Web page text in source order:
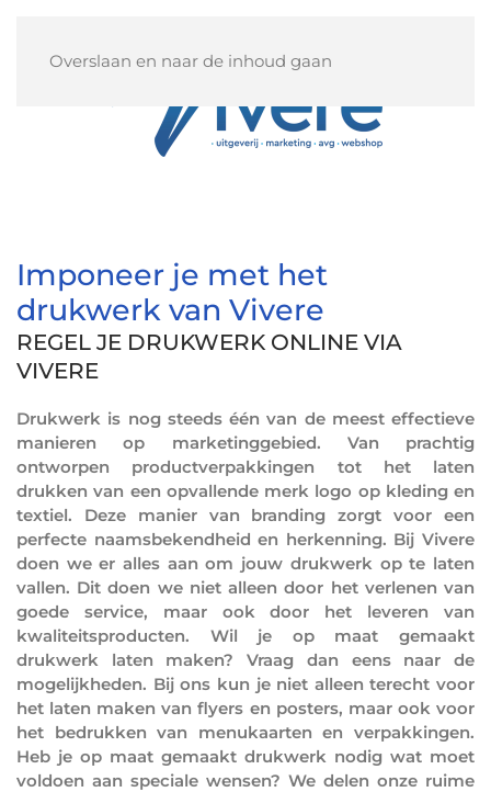
Overslaan en naar de inhoud gaan
Imponeer je met het
drukwerk van Vivere
REGEL JE DRUKWERK ONLINE VIA
VIVERE
Drukwerk is nog steeds één van de meest effectieve
manieren op marketinggebied. Van prachtig
ontworpen productverpakkingen tot het laten
drukken van een opvallende merk logo op kleding en
textiel. Deze manier van branding zorgt voor een
perfecte naamsbekendheid en herkenning. Bij Vivere
doen we er alles aan om jouw drukwerk op te laten
vallen. Dit doen we niet alleen door het verlenen van
goede service, maar ook door het leveren van
kwaliteitsproducten. Wil je op maat gemaakt
drukwerk laten maken? Vraag dan eens naar de
mogelijkheden. Bij ons kun je niet alleen terecht voor
het laten maken van flyers en posters, maar ook voor
het bedrukken van menukaarten en verpakkingen.
Heb je op maat gemaakt drukwerk nodig wat moet
voldoen aan speciale wensen? We delen onze ruime